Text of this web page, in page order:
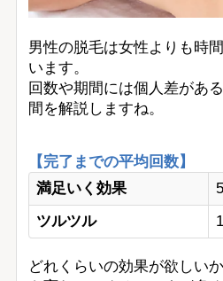
男性の脱毛は女性よりも時
います。
回数や期間には個人差があ
間を解説しますね。
【完了までの平均回数】
満足いく効果
ツルツル
どれくらいの効果が欲しい